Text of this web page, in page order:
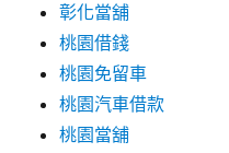
彰化當舖
桃園借錢
桃園免留車
桃園汽車借款
桃園當舖